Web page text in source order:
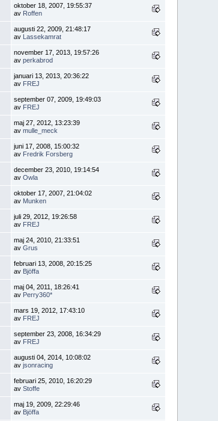
oktober 18, 2007, 19:55:37
av Roffen
augusti 22, 2009, 21:48:17
av Lassekamrat
november 17, 2013, 19:57:26
avperkabrod
januari 13, 2013, 20:36:22
av FREJ
september 07, 2009, 19:49:03
av FREJ
maj 27, 2012, 13:23:39
avmulle_meck
juni 17, 2008, 15:00:32
av Fredrik Forsberg
december 23, 2010, 19:14:54
avOwla
oktober 17, 2007, 21:04:02
av Munken
juli 29, 2012, 19:26:58
av FREJ
maj 24, 2010, 21:33:51
avGrus
februari 13, 2008, 20:15:25
av Bjöffa
maj 04, 2011, 18:26:41
av Perry360*
mars 19, 2012, 17:43:10
av FREJ
september 23, 2008, 16:34:29
av FREJ
augusti 04, 2014, 10:08:02
avjsonracing
februari 25, 2010, 16:20:29
avStoffe
maj 19, 2009, 22:29:46
av Bjöffa